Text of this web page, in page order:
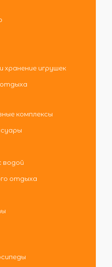
хранение игрушек
комплексы
водой
отдыха